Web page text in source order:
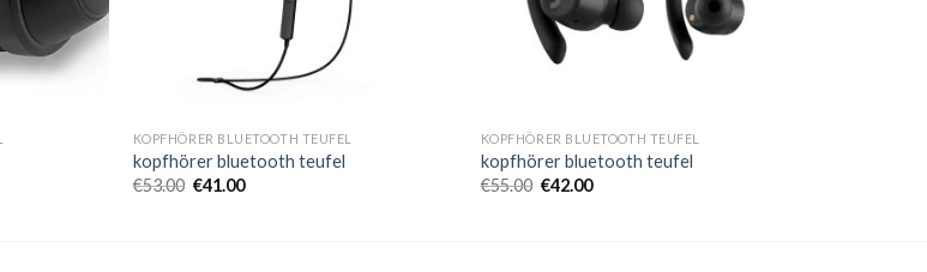
KOPFHÖRER BLUETOOTH TEUFEL
kopfhörer bluetooth teufel
€53.00 €41.00
KOPFHÖRER BLUETOOTH TEUFEL
kopfhörer bluetooth teufel
€55.00 €42.00